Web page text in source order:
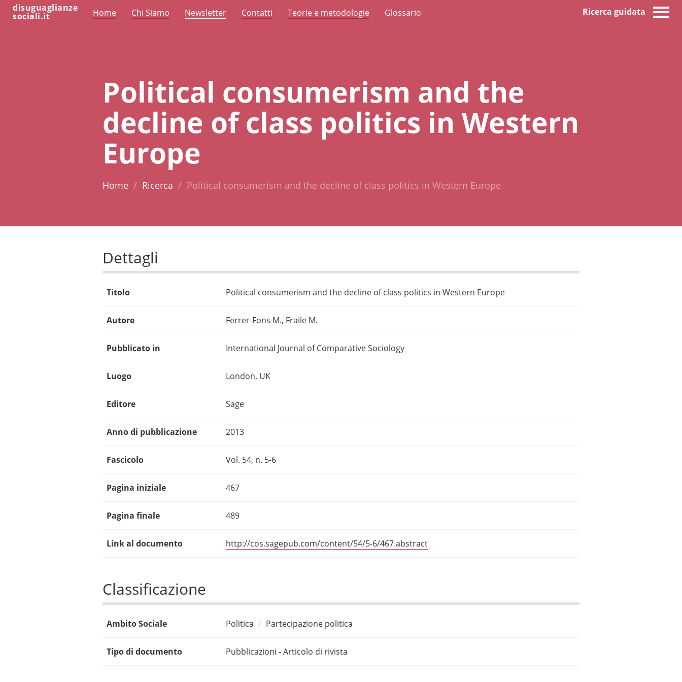
disuguaglianze
sociali.it Home Chi Siamo Newsletter Contatti Teorie e metodologie Glossario Ricerca guidata
Political consumerism and the
decline of class politics in Western
Europe
Home Ricerca Political consumerism and the decline of class politics in Western Europe
Dettagli
Titolo Political consumerism and the decline of class politics in Western Europe
Autore Ferrer-Fons M., Fraile M.
Pubblicato in International Journal of Comparative Sociology
Luogo London, UK
Editore Sage
Anno di pubblicazione 2013
Fascicolo Vol. 54, n. 5-6
Pagina iniziale 467
Pagina finale 489
Link al documento http://cos.sagepub.com/content/54/5-6/467.abstract
Classificazione
Ambito Sociale Politica Partecipazione politica
Tipo di documento Pubblicazioni - Articolo di rivista